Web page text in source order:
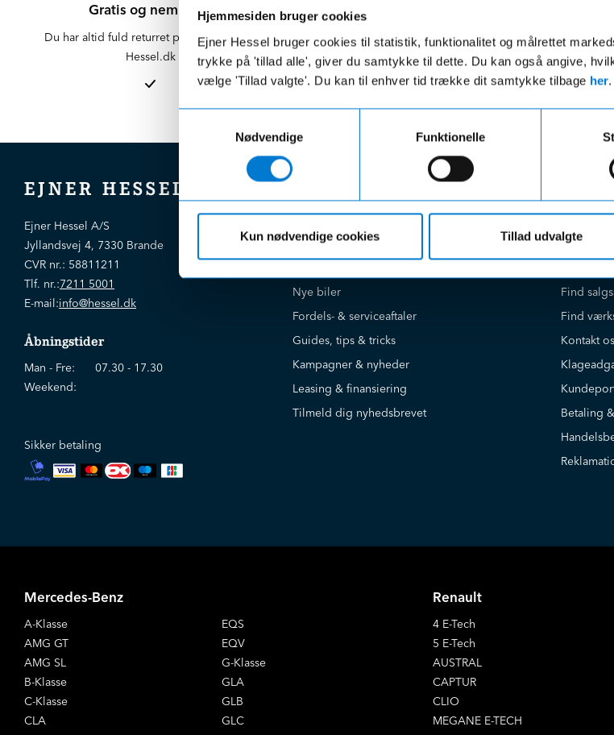
Hjemmesiden bruger cookies
Ejner Hessel bruger cookies til statistik, funktionalitet og målrettet
trykke på 'tillad alle', giver du samtykke til dette. Du kan også angive,
vælge 'Tillad valgte'. Du kan til enhver tid trække dit samtykke tilbage her.
Nødvendige
Funktionelle
Kun nødvendige cookies Tillad udvalgte
Gratis og nem retur
Du har altid fuld returret på varer købt på
Hessel.dk
Der er altid fri fragt på ordre over 599,- og der
er altid gratis afhentning i en af vores
afdelinger uanset beløbet på din ordre
VI
EJNER HESSEL
Ejner Hessel A/S
Jyllandsvej 4, 7330 Brande
CVR nr.: 58811211
Tlf. nr.:7211 5001
E-mail:info@hessel.dk
Åbningstider
Man - Fre:
07.30 - 17.30
Weekend:
Sikker betaling
Nye biler
Fordels- & serviceaftaler
Guides, tips & tricks
Kampagner & nyheder
Leasing & finansiering
Tilmeld dig nyhedsbrevet
Find
Find
Kontakt os
Betaling
Mercedes-Benz
A-Klasse
AMG GT
AMG SL
B-Klasse
C-Klasse
CLA
EQS
EQV
G-Klasse
GLA
GLB
GLC
Renault
4 E-Tech
5 E-Tech
AUSTRAL
CAPTUR
CLIO
MEGANE E-TECH